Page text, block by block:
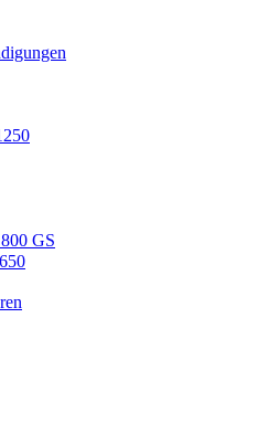
GS